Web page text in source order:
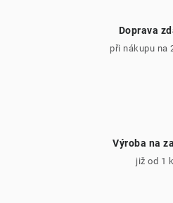
Doprava
při nákupu na
Výroba na
již od 1